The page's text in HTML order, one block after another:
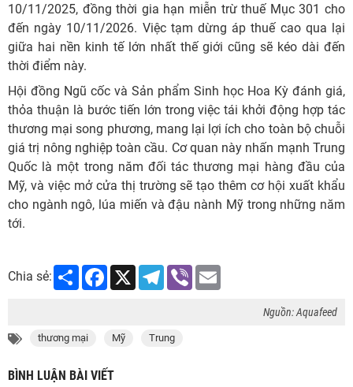
10/11/2025, đồng thời gia hạn miễn trừ thuế Mục 301 cho
đến ngày 10/11/2026. Việc tạm dừng áp thuế cao qua lại
giữa hai nền kinh tế lớn nhất thế giới cũng sẽ kéo dài đến
thời điểm này.
Hội đồng Ngũ cốc và Sản phẩm Sinh học Hoa Kỳ đánh giá,
thỏa thuận là bước tiến lớn trong việc tái khởi động hợp tác
thương mại song phương, mang lại lợi ích cho toàn bộ chuỗi
giá trị nông nghiệp toàn cầu. Cơ quan này nhấn mạnh Trung
Quốc là một trong năm đối tác thương mại hàng đầu của
Mỹ, và việc mở cửa thị trường sẽ tạo thêm cơ hội xuất khẩu
cho ngành ngô, lúa miến và đậu nành Mỹ trong những năm
tới.
Chia sẻ: Share Facebook
X Telegram
Viber
Nguồn: Aquafeed
thương mại Mỹ Trung
BÌNH LUẬN BÀI VIẾT